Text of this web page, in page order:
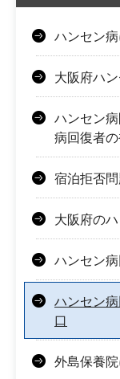
ハンセン
大阪府ハ
ハンセン
病回復者
宿泊拒否
大阪府の
ハンセン
ハンセン
口
外島保養